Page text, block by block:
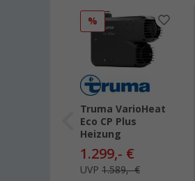
%
Truma VarioHeat
Eco CP Plus
Heizung
1.299,- €
UVP 1.589,- €